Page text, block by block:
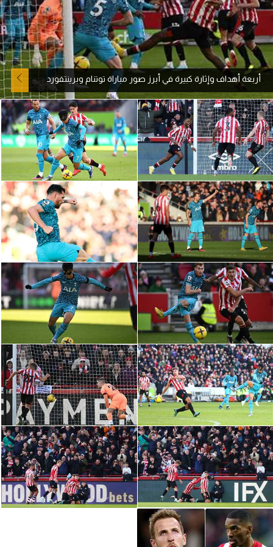
آراء حرة
ركن الألعاب
بطولات
أمريكا 2026
الدوري المصري
الدوري الإنجليزي الممتاز
الدوري الإسباني
الدوري الإيطالي
الدوري الألماني
الدوري الفرنسي
الدوري السعودي للمحترفين
دوري أبطال أوروبا
دوري أبطال إفريقيا
كل البطولات
أقسام
الكرة المصرية
الدوري المصري
الكرة الأوروبية
الكرة الإفريقية
منتخب مصر
أربعة أهداف وإثارة كبيرة في أبرز صور مباراة توتنام وبرينتفورد